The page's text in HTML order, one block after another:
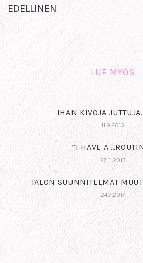
EDELLINEN
LUE MYÖS
IHAN KIVOJA
11.9.2013
”I HAVE A
27.11.2013
TALON SUUNNITELMAT
24.7.2017